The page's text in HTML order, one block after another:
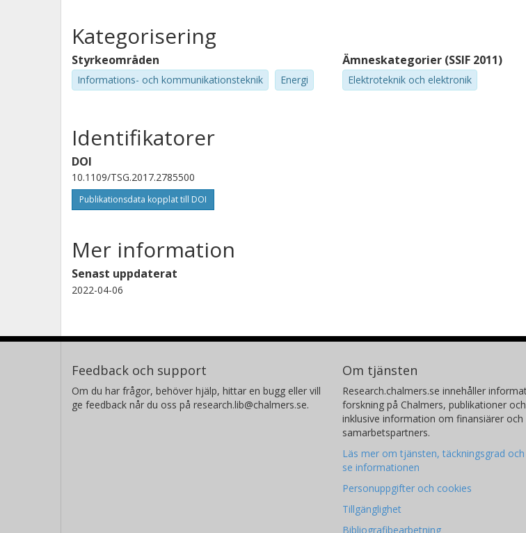
Kategorisering
Styrkeområden
Informations- och kommunikationsteknik Energi
Ämneskategorier (SSIF 2011)
Elektroteknik och elektronik
Identifikatorer
DOI
10.1109/TSG.2017.2785500
Publikationsdata kopplat till DOI
Mer information
Senast uppdaterat
2022-04-06
Feedback och support
Om du har frågor, behöver hjälp, hittar en bugg eller vill
ge feedback når du oss på research.lib@chalmers.se.
Om tjänsten
Research.chalmers.se innehåller
forskning på Chalmers, publikationer
inklusive information om finansiärer och
samarbetspartners.
Läs mer om tjänsten, täckningsgrad
se informationen
Personuppgifter och cookies
Tillgänglighet
Bibliografibearbetning